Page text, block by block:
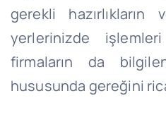
gerekli
yerlerinizde
firmaların da
hususunda gereğini